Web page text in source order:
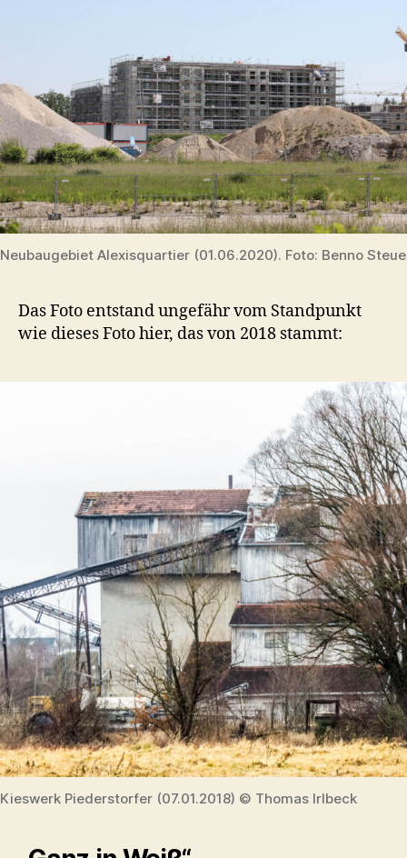
Neubaugebiet Alexisquartier (01.06.2020). Foto: Benno
Das Foto entstand ungefähr vom Standpunkt
wie dieses Foto hier, das von 2018 stammt:
Kieswerk Piederstorfer (07.01.2018) © Thomas Irlbeck